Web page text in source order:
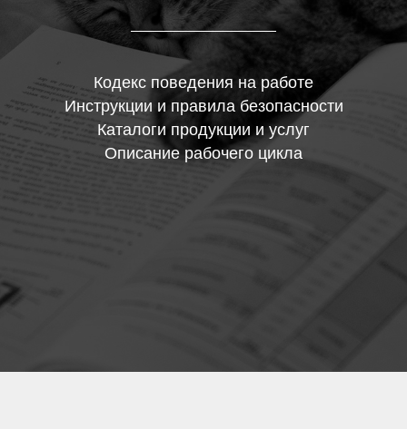
Кодекс поведения на работе
Инструкции и правила безопасности
Каталоги продукции и услуг
Описание рабочего цикла